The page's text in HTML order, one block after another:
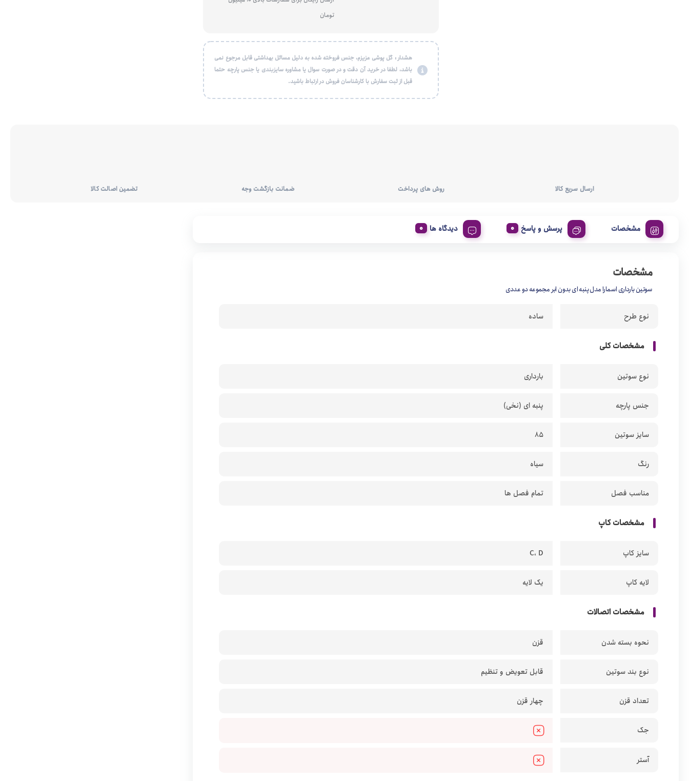
تومان
هشدار : گل پوشی عزیزم، جنس فروخته شده به دلیل مسائل بهداشتی قابل مرجوع نمی
باشد، لطفا در خرید آن دقت و در صورت سوال یا مشاوره سایزبندی یا جنس پارچه حتما
قبل از ثبت سفارش با کارشناسان فروش در ارتباط باشید.
ارسال سریع کالا روش های پرداخت ضمانت بازگشت وجه تضمین اصالت کالا
مشخصات پرسش و پاسخ دیدگاه ها
مشخصات
سوتین بارداری اسمارا مدل پنبه ای بدون ابر مجموعه دو عددی
نوع طرح ساده
مشخصات کلی
نوع سوتین بارداری
جنس پارچه پنبه ای (نخی)
سایز سوتین 85
رنگ سیاه
مناسب فصل تمام فصل ها
مشخصات کاپ
سایز کاپ C، D
لایه کاپ یک لایه
مشخصات اتصالات
نحوه بسته شدن قزن
نوع بند سوتین قابل تعویض و تنظیم
تعداد قزن چهار قزن
جک
آستر